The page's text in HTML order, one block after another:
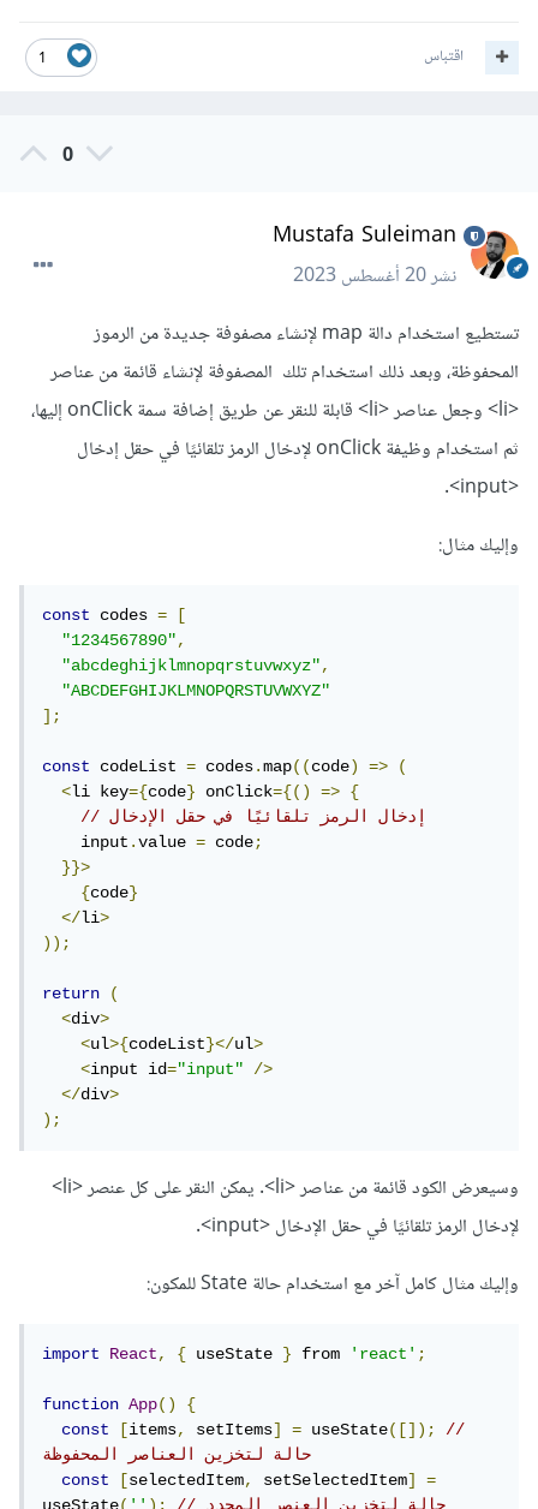
1 اقتباس
0
Mustafa Suleiman
نشر20 أغسطس 2023
تستطيع استخدام دالة map لإنشاء مصفوفة جديدة من الرموز
المحفوظة، وبعد ذلك استخدام تلك المصفوفة لإنشاء قائمة من عناصر
<li> وجعل عناصر <li> قابلة للنقر عن طريق إضافة سمة onClick إليها،
ثم استخدام وظيفة onClick لإدخال الرمز تلقائيًا في حقل إدخال
<input>.
وإليك مثال:
const codes =
[
"1234567890",
"abcdeghijklmnopqrstuvwxyz",
"ABCDEFGHIJKLMNOPQRSTUVWXYZ"
];
const codeList = codes.map((code) =>
(
<li key={code} onClick={() =>
{
// إدخال الرمز تلقائيًا في حقل الإدخال
    input
.value = code;
}}>
{code}
</li>
));
return
(
<div>
<ul>{codeList}</ul>
<input id="input"
/>
</div>
);
وسيعرض الكود قائمة من عناصر <li>. يمكن النقر على كل عنصر <li>
لإدخال الرمز تلقائيًا في حقل الإدخال <input>.
وإليك مثال كامل آخر مع استخدام حالة State للمكون:
import React, { useState } from 'react';
function App()
{
const
[items, setItems] = useState([]);
//
حالة لتخزين العناصر المحفوظة
const
[selectedItem, setSelectedItem]
=